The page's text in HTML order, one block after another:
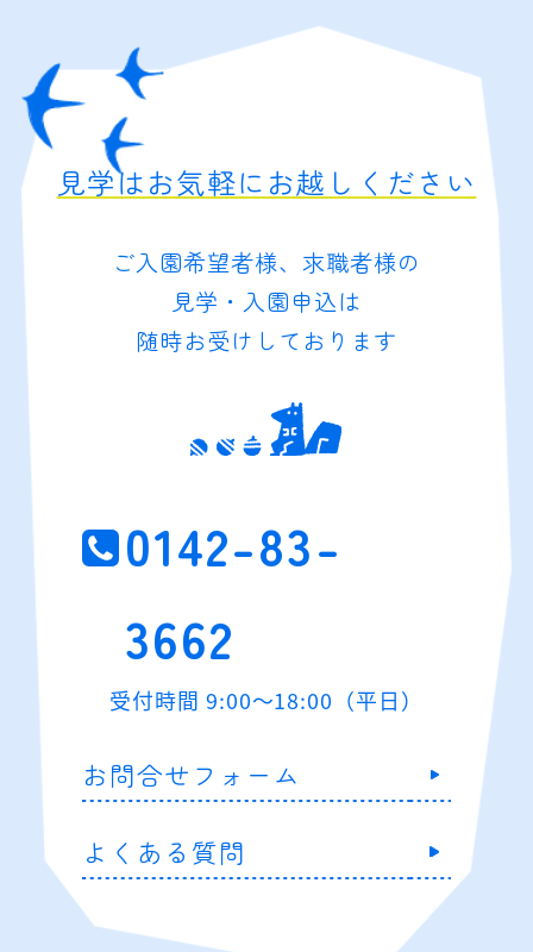
見学はお気軽にお越しください
ご入園希望者様、求職者様の
見学・入園申込は
随時お受けしております
0142-83-
3662
受付時間 9:00～18:00（平日）
お問合せフォーム
よくある質問